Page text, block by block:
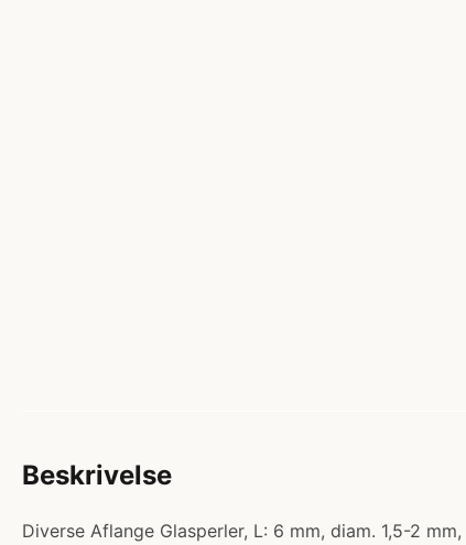
Beskrivelse
Diverse Aflange Glasperler, L: 6 mm, diam. 1,5-2